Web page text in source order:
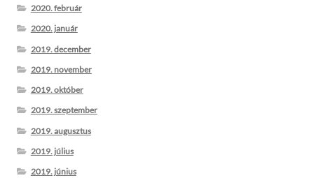
2020. február
2020. január
2019. december
2019. november
2019. október
2019. szeptember
2019. augusztus
2019. július
2019. június